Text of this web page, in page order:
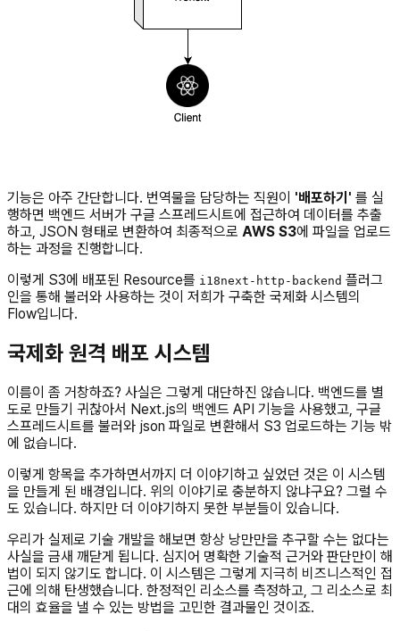
기능은 아주 간단합니다. 번역물을 담당하는 직원이 '배포하기' 를 실
행하면 백엔드 서버가 구글 스프레드시트에 접근하여 데이터를 추출
하고, JSON 형태로 변환하여 최종적으로 AWS S3에 파일을 업로드
하는 과정을 진행합니다.
이렇게 S3에 배포된 Resource를 i18next-http-backend 플러그
인을 통해 불러와 사용하는 것이 저희가 구축한 국제화 시스템의
Flow입니다.
국제화 원격 배포 시스템
이름이 좀 거창하죠? 사실은 그렇게 대단하진 않습니다. 백엔드를 별
도로 만들기 귀찮아서 Next.js의 백엔드 API 기능을 사용했고, 구글
스프레드시트를 불러와 json 파일로 변환해서 S3 업로드하는 기능 밖
에 없습니다.
이렇게 항목을 추가하면서까지 더 이야기하고 싶었던 것은 이 시스템
을 만들게 된 배경입니다. 위의 이야기로 충분하지 않냐구요? 그럴 수
도 있습니다. 하지만 더 이야기하지 못한 부분들이 있습니다.
우리가 실제로 기술 개발을 해보면 항상 낭만만을 추구할 수는 없다는
사실을 금새 깨닫게 됩니다. 심지어 명확한 기술적 근거와 판단만이 해
법이 되지 않기도 합니다. 이 시스템은 그렇게 지극히 비즈니스적인 접
근에 의해 탄생했습니다. 한정적인 리소스를 측정하고, 그 리소스로 최
대의 효율을 낼 수 있는 방법을 고민한 결과물인 것이죠.